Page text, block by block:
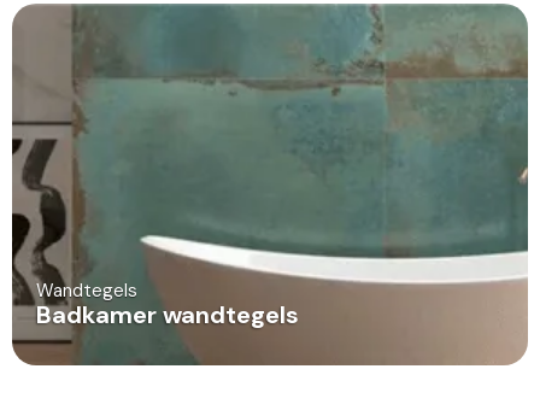
Wandtegels
Badkamer wandtegels